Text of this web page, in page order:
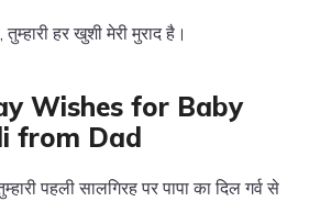
हर खुशी मेरी मुराद है।
Wishes for Baby
from Dad
पहली सालगिरह पर पापा का दिल गर्व से